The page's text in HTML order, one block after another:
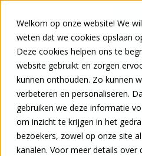
Welkom op onze website! We
weten dat we cookies opslaan
Deze cookies helpen ons te
website gebruikt en zorgen
kunnen onthouden. Zo kunnen
verbeteren en personaliseren.
gebruiken we deze informatie
om inzicht te krijgen in het
bezoekers, zowel op onze site
kanalen. Voor meer details over
Press